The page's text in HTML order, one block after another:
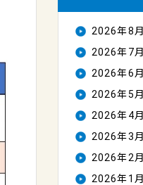
2026年8月
2026年7月
2026年6月
2026年5月
2026年4月
2026年3月
2026年2月
2026年1月